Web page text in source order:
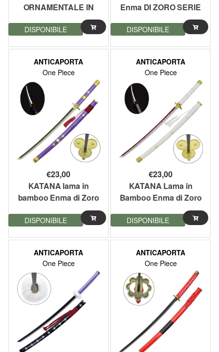
ORNAMENTALE IN
BAMBOO ISPIRATA
ALLA KATANA DI
103CM
DISPONIBILE
Enma DI ZORO SERIE
ANIME ONE PIECE
102,5 cm
DISPONIBILE
ANTICAPORTA
One Piece
€23,00
KATANA lama in
bamboo Enma di Zoro
One Piece CON
ILLUMINAZIONE LED
DISPONIBILE
ANTICAPORTA
One Piece
€23,00
KATANA Lama in
Bamboo Enma di Zoro
One Piece CON
ILLUMINAZIONE LED
DISPONIBILE
ANTICAPORTA
One Piece
ANTICAPORTA
One Piece